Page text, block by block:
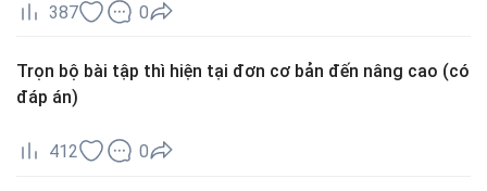
387 0
Trọn bộ bài tập thì hiện tại đơn cơ bản đến nâng cao (có
đáp án)
412 0